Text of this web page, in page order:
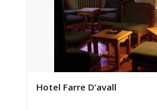
Hotel Farre D’avall